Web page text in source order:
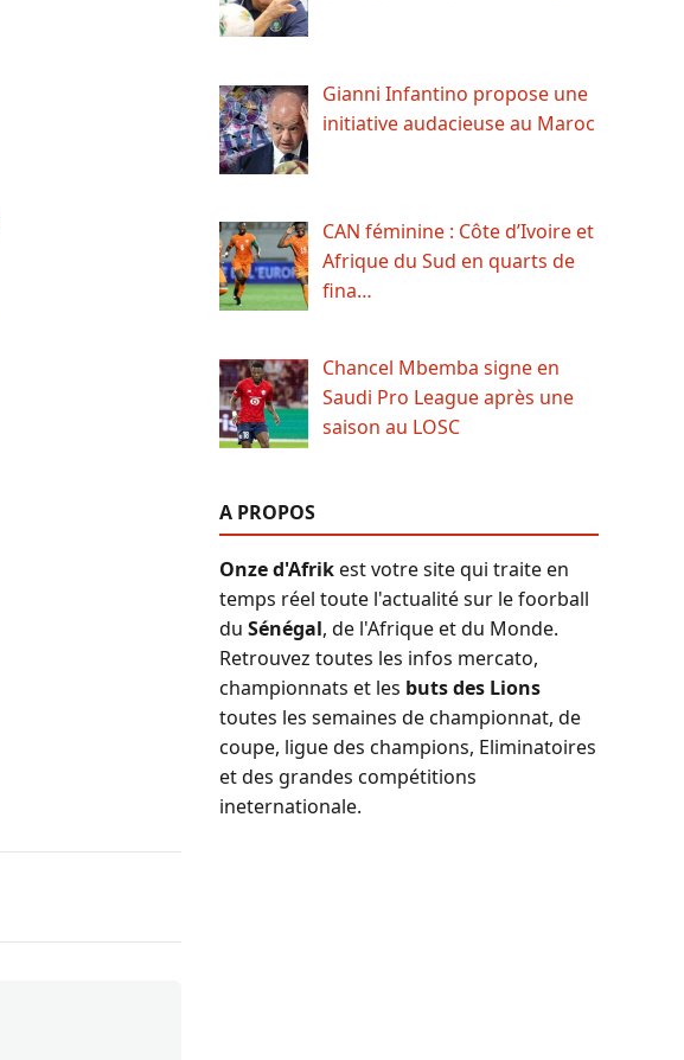
Gianni Infantino propose une
initiative audacieuse au Maroc
CAN féminine : Côte d’Ivoire et
Afrique du Sud en quarts de
fina…
Chancel Mbemba signe en
Saudi Pro League après une
saison au LOSC
A PROPOS
Onze d'Afrikest votre site qui traite en
temps réel toute l'actualité sur le foorball
du Sénégal, de l'Afrique et du Monde.
Retrouvez toutes les infos mercato,
championnats et les buts des Lions
toutes les semaines de championnat, de
coupe, ligue des champions, Eliminatoires
et des grandes compétitions
ineternationale.